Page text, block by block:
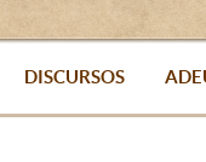
DISCURSOS